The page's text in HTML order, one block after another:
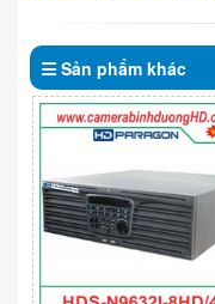
Sản phẩm khác